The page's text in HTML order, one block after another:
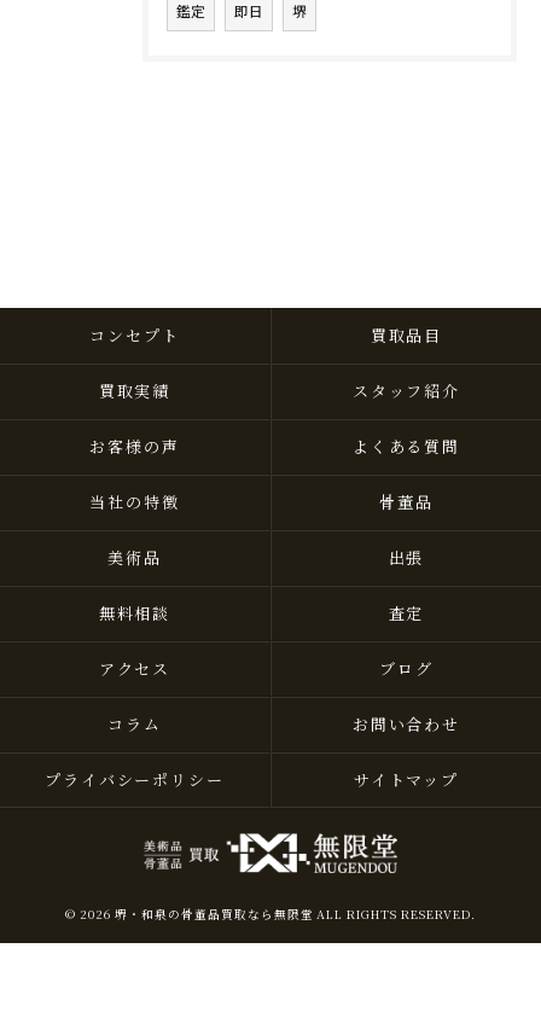
鑑定 即日 堺
コンセプト 買取品目
買取実績 スタッフ紹介
お客様の声 よくある質問
当社の特徴 骨董品
美術品 出張
無料相談 査定
アクセス ブログ
コラム お問い合わせ
プライバシーポリシー サイトマップ
© 2026 堺・和泉の骨董品買取なら無限堂 ALL RIGHTS RESERVED.